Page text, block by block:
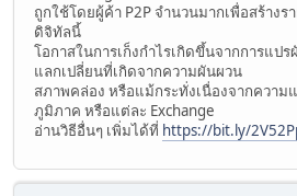
ถูกใช้โดยผู้ค้า P2P จำนวนมากเพื่อสร้างร
ดิจิทัลนี้
โอกาสในการเก็งกำไรเกิดขึ้นจากการแป
แลกเปลี่ยนที่เกิดจากความผันผวน
สภาพคล่อง หรือแม้กระทั่งเนื่องจากความ
ภูมิภาค หรือแต่ละ Exchange
อ่านวิธีอื่นๆ เพิ่มได้ที่ https://bit.ly/